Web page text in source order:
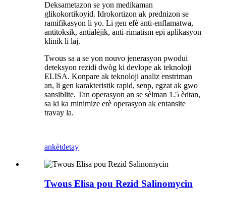
Deksametazon se yon medikaman
glikokortikoyid. Idrokortizon ak prednizon se
ramifikasyon li yo. Li gen efè anti-enflamatwa,
antitoksik, antialèjik, anti-rimatism epi aplikasyon
klinik li laj.
Twous sa a se yon nouvo jenerasyon pwodui
deteksyon rezidi dwòg ki devlope ak teknoloji
ELISA. Konpare ak teknoloji analiz enstriman
an, li gen karakteristik rapid, senp, egzat ak gwo
sansiblite. Tan operasyon an se sèlman 1.5 èdtan,
sa ki ka minimize erè operasyon ak entansite
travay la.
ankètdetay
Twous Elisa pou Rezid Salinomycin